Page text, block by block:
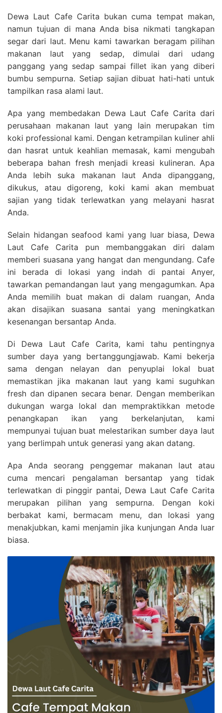
Dewa Laut Cafe Carita bukan cuma tempat makan,
namun tujuan di mana Anda bisa nikmati tangkapan
segar dari laut. Menu kami tawarkan beragam pilihan
makanan laut yang sedap, dimulai dari udang
panggang yang sedap sampai fillet ikan yang diberi
bumbu sempurna. Setiap sajian dibuat hati-hati untuk
tampilkan rasa alami laut.
Apa yang membedakan Dewa Laut Cafe Carita dari
perusahaan makanan laut yang lain merupakan tim
koki professional kami. Dengan ketrampilan kuliner ahli
dan hasrat untuk keahlian memasak, kami mengubah
beberapa bahan fresh menjadi kreasi kulineran. Apa
Anda lebih suka makanan laut Anda dipanggang,
dikukus, atau digoreng, koki kami akan membuat
sajian yang tidak terlewatkan yang melayani hasrat
Anda.
Selain hidangan seafood kami yang luar biasa, Dewa
Laut Cafe Carita pun membanggakan diri dalam
memberi suasana yang hangat dan mengundang. Cafe
ini berada di lokasi yang indah di pantai Anyer,
tawarkan pemandangan laut yang mengagumkan. Apa
Anda memilih buat makan di dalam ruangan, Anda
akan disajikan suasana santai yang meningkatkan
kesenangan bersantap Anda.
Di Dewa Laut Cafe Carita, kami tahu pentingnya
sumber daya yang bertanggungjawab. Kami bekerja
sama dengan nelayan dan penyuplai lokal buat
memastikan jika makanan laut yang kami suguhkan
fresh dan dipanen secara benar. Dengan memberikan
dukungan warga lokal dan mempraktikkan metode
penangkapan ikan yang berkelanjutan, kami
mempunyai tujuan buat melestarikan sumber daya laut
yang berlimpah untuk generasi yang akan datang.
Apa Anda seorang penggemar makanan laut atau
cuma mencari pengalaman bersantap yang tidak
terlewatkan di pinggir pantai, Dewa Laut Cafe Carita
merupakan pilihan yang sempurna. Dengan koki
berbakat kami, bermacam menu, dan lokasi yang
menakjubkan, kami menjamin jika kunjungan Anda luar
biasa.